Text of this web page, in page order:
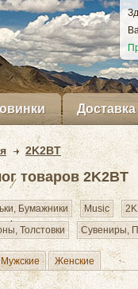
Доставка
2K2BT
товаров 2K2BT
Бумажники Music
Толстовки
Сувениры,
Мужские Женские